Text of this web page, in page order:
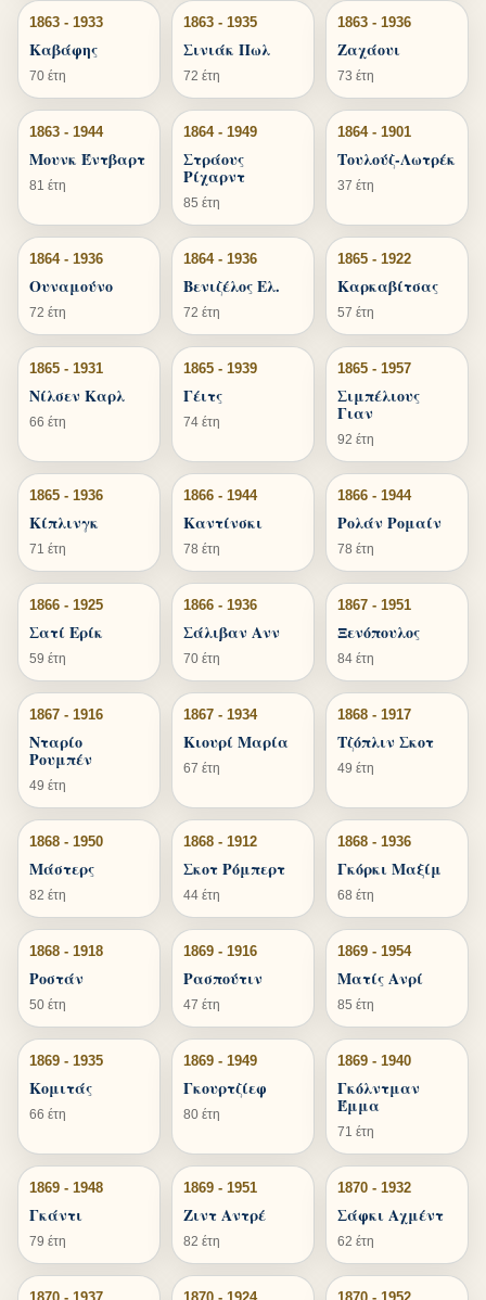
1863 - 1933
Καβάφης
70 έτη
1863 - 1935
Σινιάκ Πωλ
72 έτη
1863 - 1936
Ζαχάουι
73 έτη
1863 - 1944
Μουνκ Έντβαρτ
81 έτη
1864 - 1949
Στράους
Ρίχαρντ
85 έτη
1864 - 1901
Τουλούζ-Λωτρέκ
37 έτη
1864 - 1936
Ουναμούνο
72 έτη
1864 - 1936
Βενιζέλος Ελ.
72 έτη
1865 - 1922
Καρκαβίτσας
57 έτη
1865 - 1931
Νίλσεν Καρλ
66 έτη
1865 - 1939
Γέιτς
74 έτη
1865 - 1957
Σιμπέλιους
Γιαν
92 έτη
1865 - 1936
Κίπλινγκ
71 έτη
1866 - 1944
Καντίνσκι
78 έτη
1866 - 1944
Ρολάν Ρομαίν
78 έτη
1866 - 1925
Σατί Ερίκ
59 έτη
1866 - 1936
Σάλιβαν Ανν
70 έτη
1867 - 1951
Ξενόπουλος
84 έτη
1867 - 1916
Νταρίο
Ρουμπέν
49 έτη
1867 - 1934
Κιουρί Μαρία
67 έτη
1868 - 1917
Τζόπλιν Σκοτ
49 έτη
1868 - 1950
Μάστερς
82 έτη
1868 - 1912
Σκοτ Ρόμπερτ
44 έτη
1868 - 1936
Γκόρκι Μαξίμ
68 έτη
1868 - 1918
Ροστάν
50 έτη
1869 - 1916
Ρασπούτιν
47 έτη
1869 - 1954
Ματίς Ανρί
85 έτη
1869 - 1935
Κομιτάς
66 έτη
1869 - 1949
Γκουρτζίεφ
80 έτη
1869 - 1940
Γκόλντμαν
Έμμα
71 έτη
1869 - 1948
Γκάντι
79 έτη
1869 - 1951
Ζιντ Αντρέ
82 έτη
1870 - 1932
Σάφκι Αχμέντ
62 έτη